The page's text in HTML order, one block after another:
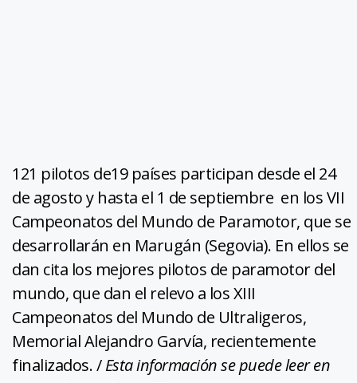
121 pilotos de19 países participan desde el 24
de agosto y hasta el 1 de septiembre en los VII
Campeonatos del Mundo de Paramotor, que se
desarrollarán en Marugán (Segovia). En ellos se
dan cita los mejores pilotos de paramotor del
mundo, que dan el relevo a los XIII
Campeonatos del Mundo de Ultraligeros,
Memorial Alejandro Garvía, recientemente
finalizados. /Esta información se puede leer en